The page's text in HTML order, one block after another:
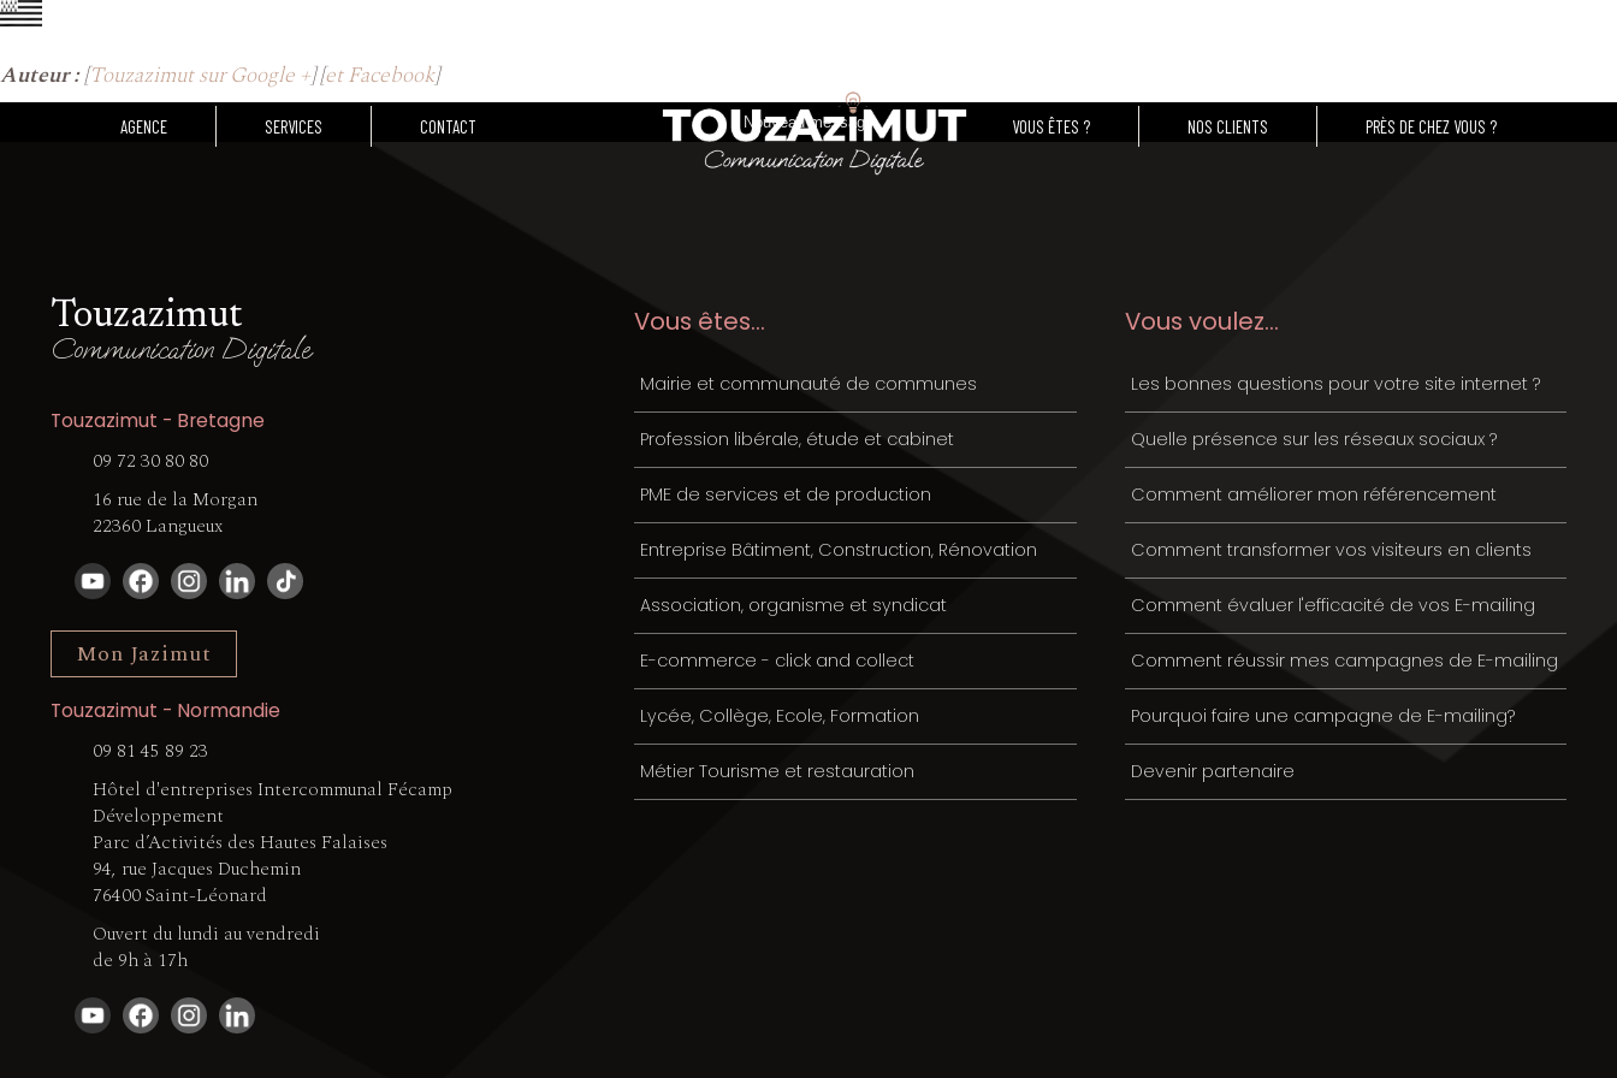
AGENCE SERVICES CONTACT VOUS ÊTES ? NOS CLIENTS PRÈS DE CHEZ VOUS ?
Auteur :[Touzazimut sur Google +] [et Facebook]
Touzazimut
Communication Digitale
Touzazimut - Bretagne
09 72 30 80 80
16 rue de la Morgan
22360 Langueux
Mon Jazimut
Touzazimut - Normandie
09 81 45 89 23
Hôtel d'entreprises Intercommunal Fécamp
Développement
Parc d’Activités des Hautes Falaises
94, rue Jacques Duchemin
76400 Saint-Léonard
Ouvert du lundi au vendredi
de 9h à 17h
Vous êtes...
Mairie et communauté de communes
Profession libérale, étude et cabinet
PME de services et de production
Entreprise Bâtiment, Construction, Rénovation
Association, organisme et syndicat
E-commerce - click and collect
Lycée, Collège, Ecole, Formation
Métier Tourisme et restauration
Vous voulez...
Les bonnes questions pour votre site internet ?
Quelle présence sur les réseaux sociaux ?
Comment améliorer mon référencement
Comment transformer vos visiteurs en clients
Comment évaluer l'efficacité de vos E-mailing
Comment réussir mes campagnes de E-mailing
Pourquoi faire une campagne de E-mailing?
Devenir partenaire